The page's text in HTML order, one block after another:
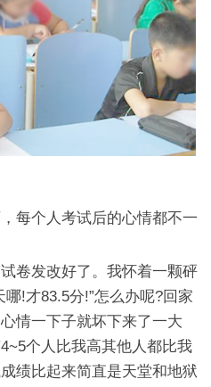
个人考试后的心情都不一
发改好了。我怀着一颗砰
!才83.5分!”怎么办呢?回家
情一下子就坏下来了一大
个人比我高其他人都比我
绩比起来简直是天堂和地狱